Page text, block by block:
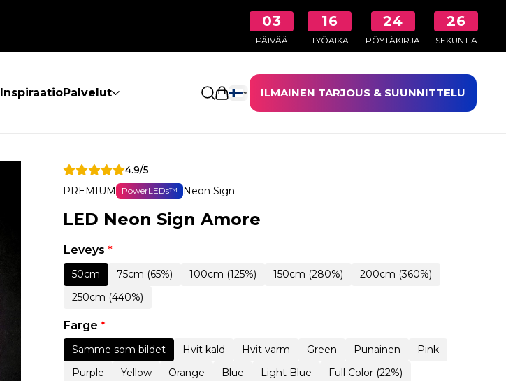
03
PÄIVÄÄ
16
TYÖAIKA
24
PÖYTÄKIRJA
25
SEKUNTIA
InspiraatioPalvelut Avaa ostoskoriILMAINEN TARJOUS & SUUNNITTELU
4.9/5
PREMIUM
PowerLEDs™ Neon Sign
LED Neon Sign Amore
Leveys *
50cm 75cm (65%) 100cm (125%) 150cm (280%)
200cm (360%)
250cm (440%)
Farge *
Samme som bildet Hvit kald Hvit varm Green Punainen
Pink
Purple
Yellow Orange Blue Light Blue Full Color (22%)